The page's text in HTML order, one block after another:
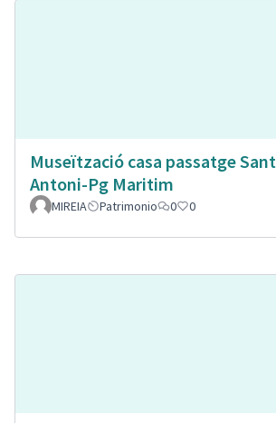
Museïtzació casa passatge Sant
Antoni-Pg Maritim
MIREIA Patrimonio 0 0